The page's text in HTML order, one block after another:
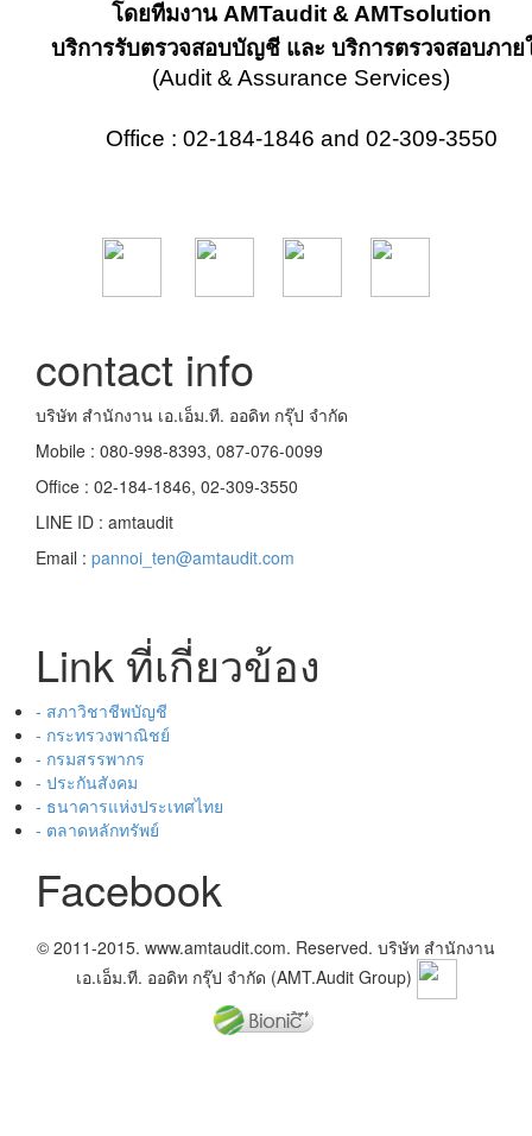
โดยทีมงานAMTaudit & AMTsolution
บริการรับตรวจสอบบัญชี และ บริการตรวจสอบภาย
(Audit & Assurance Services)
Office : 02-184-1846 and 02-309-3550
contact info
บริษัท สำนักงาน เอ.เอ็ม.ที. ออดิท กรุ๊ป จำกัด
Mobile : 080-998-8393, 087-076-0099
Office : 02-184-1846, 02-309-3550
LINE ID : amtaudit
Email : pannoi_ten@amtaudit.com
Link ที่เกี่ยวข้อง
- สภาวิชาชีพบัญชี
- กระทรวงพาณิชย์
- กรมสรรพากร
- ประกันสังคม
- ธนาคารแห่งประเทศไทย
- ตลาดหลักทรัพย์
Facebook
© 2011-2015. www.amtaudit.com. Reserved. บริษัท สำนักงาน
เอ.เอ็ม.ที. ออดิท กรุ๊ป จำกัด (AMT.Audit Group)